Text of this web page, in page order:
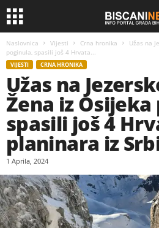
Naslovnica Vijesti Crna hronika
Užas na
poginula, spasili još 4 Hrvata...
VIJESTI CRNA HRONIKA
Užas na
Žena iz
spasili još 4
planinara iz
1 Aprila, 2024